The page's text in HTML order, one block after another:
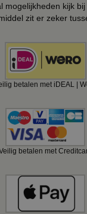
mogelijkheden kijk
zit er zeker
betalen met iDEAL |
betalen met